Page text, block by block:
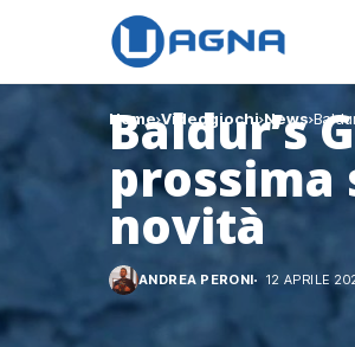
Home Videogiochi News
Baldur’s
novità
ANDREA PERONI 12 APRILE